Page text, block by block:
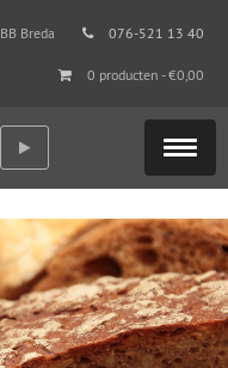
Breda 076-521 13 40
0 producten -€0,00